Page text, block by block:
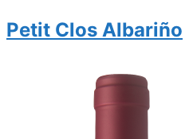
Petit Clos Albariño